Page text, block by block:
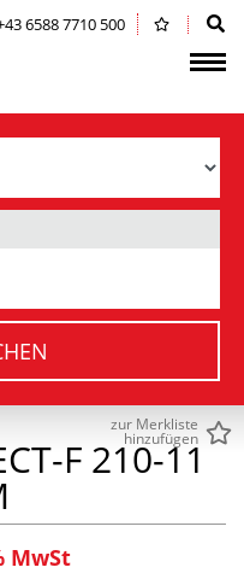
6588 7710 500
zur Merkliste
hinzufügen
F 210-11
MwSt